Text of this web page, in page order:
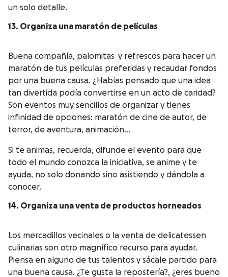
un solo detalle.
13. Organiza una maratón de películas
Buena compañía, palomitas y refrescos para hacer un
maratón de tus películas preferidas y recaudar fondos
por una buena causa. ¿Habías pensado que una idea
tan divertida podía convertirse en un acto de caridad?
Son eventos muy sencillos de organizar y tienes
infinidad de opciones: maratón de cine de autor, de
terror, de aventura, animación…
Si te animas, recuerda, difunde el evento para que
todo el mundo conozca la iniciativa, se anime y te
ayuda, no solo donando sino asistiendo y dándola a
conocer.
14. Organiza una venta de productos horneados
Los mercadillos vecinales o la venta de delicatessen
culinarias son otro magnífico recurso para ayudar.
Piensa en alguno de tus talentos y sácale partido para
una buena causa. ¿Te gusta la repostería?, ¿eres bueno